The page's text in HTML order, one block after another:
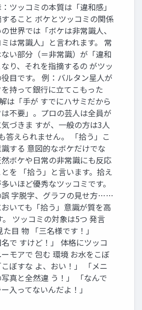
ツッコミの本質は「違和感」
ること ボケとツッコミの関係
世界では「ボケは非常識人、
は常識人」と言われます。 常
い部分（＝非常識）が「違和
り、それを指摘するの がツッ
目です。 例：バルタン星人が
持って銀行に立てこもった
は「手が すでにハサミだから
不要」。プロの芸人は全員が
づきま すが、一般の方は3人
答えられません。 「拾う」こ
識する 意図的なボケだけでな
然ボケや日常の非常識にも反応
を 「拾う」と言います。拾え
いほど優秀なツッコミです。
誤 字脱字、グラフの見せ方……
いても「拾う」意識が質を高
。 ツッコミの対象は5つ 発言
目 物 「三名様です！」
で すけど！」 体格にツッコ
モアで 包む 環境 お水をこぼ
ぼすな よ、おい！」 「メニ
真と全然違 う！」 「なんで
入ってないんだよ！」